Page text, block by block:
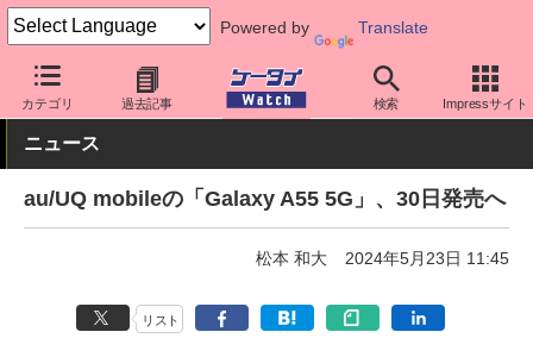
Powered by Translate
カテゴリ 過去記事 検索 Impressサイト
ケータイ Watch キャリア au Galaxy
ニュース
au/UQ mobileの「Galaxy A55 5G」、30日発売へ
松本 和大 2024年5月23日 11:45
リスト